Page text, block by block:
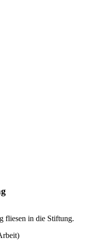
fliesen in die Stiftung.